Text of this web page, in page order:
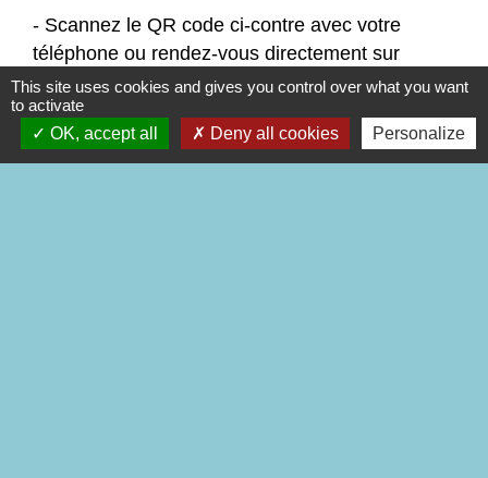
- Scannez le QR code ci-contre avec votre
téléphone ou rendez-vous directement sur
ou
et
téléchargez gratuitement l'application mobile
Localiti
This site uses cookies and gives you control over what you want
to activate
OK, accept all
Deny all cookies Personalize